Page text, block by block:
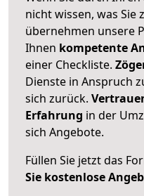
nicht wissen, was Sie
übernehmen unsere
Ihnen kompetente
einer Checkliste.
Dienste in Anspruch
sich zurück.
Erfahrung in der
sich Angebote.
Füllen Sie jetzt das
Sie kostenlose